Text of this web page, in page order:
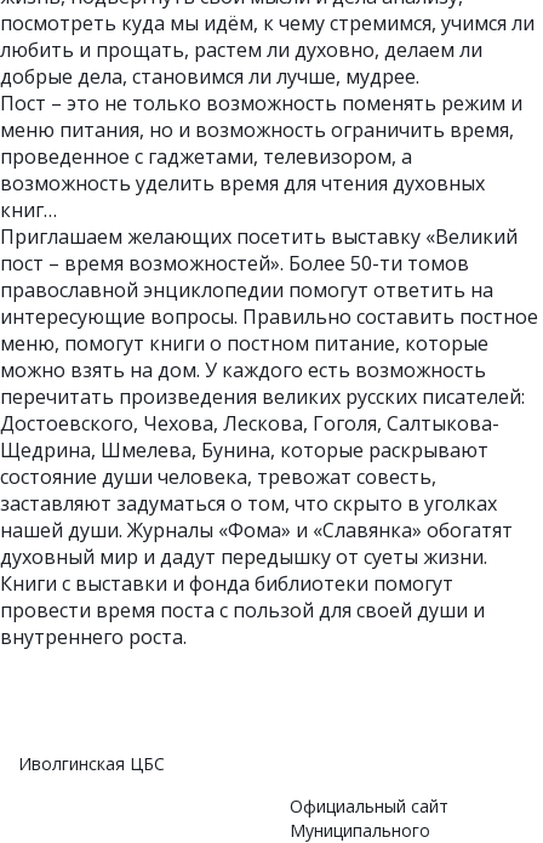
посмотреть куда мы идём, к чему стремимся, учимся ли
любить и прощать, растем ли духовно, делаем ли
добрые дела, становимся ли лучше, мудрее.
Пост – это не только возможность поменять режим и
меню питания, но и возможность ограничить время,
проведенное с гаджетами, телевизором, а
возможность уделить время для чтения духовных
книг…
Приглашаем желающих посетить выставку «Великий
пост – время возможностей». Более 50-ти томов
православной энциклопедии помогут ответить на
интересующие вопросы. Правильно составить постное
меню, помогут книги о постном питание, которые
можно взять на дом. У каждого есть возможность
перечитать произведения великих русских писателей:
Достоевского, Чехова, Лескова, Гоголя, Салтыкова-
Щедрина, Шмелева, Бунина, которые раскрывают
состояние души человека, тревожат совесть,
заставляют задуматься о том, что скрыто в уголках
нашей души. Журналы «Фома» и «Славянка» обогатят
духовный мир и дадут передышку от суеты жизни.
Книги с выставки и фонда библиотеки помогут
провести время поста с пользой для своей души и
внутреннего роста.
Иволгинская ЦБС
Официальный сайт
Муниципального